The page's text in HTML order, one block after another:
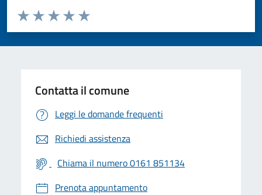
Valuta da 1 a 5 stelle la pagina
Valuta 5 stelle su 5
Valuta 4 stelle su 5
Valuta 3 stelle su 5
Valuta 2 stelle su 5
Valuta 1 stelle su 5
Contatta il comune
Leggi le domande frequenti
Richiedi assistenza
Chiama il numero 0161 851134
Prenota appuntamento